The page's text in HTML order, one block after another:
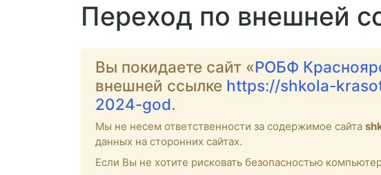
Переход по внешней
Вы покидаете сайт «РОБФ
внешней ссылке https://shkola-
2024-god.
Мы не несем ответственности за содержимое сайта
данных на сторонних сайтах.
Если Вы не хотите рисковать безопасностью